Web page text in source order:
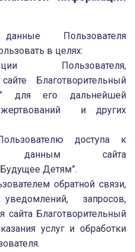
Пользователя
в целях:
Пользователя,
Благотворительный
для его дальнейшей
и других
доступа к
данным сайта
Детям”.
обратной связи,
запросов,
сайта Благотворительный
услуг и обработки